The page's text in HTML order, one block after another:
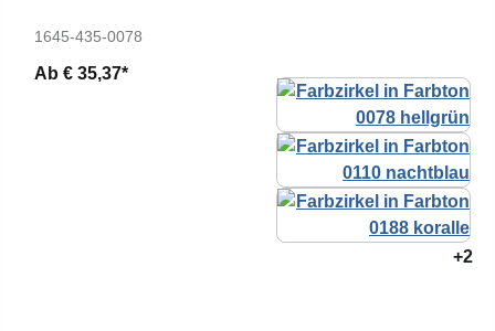
1645-435-0078
Ab € 35,37*
+2